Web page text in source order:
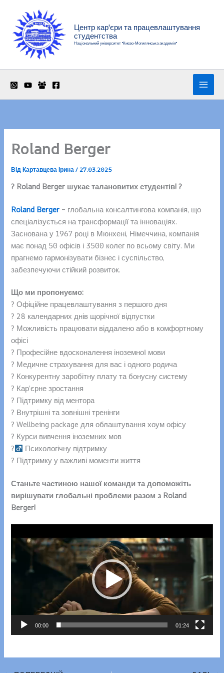
вмісту
Центр кар'єри та працевлаштування
студентства
Національний університет "Києво-Могилянська академія"
Roland Berger
ВідКартавцева Ірина/27.03.2025
? Roland Berger шукає талановитих студентів! ?
Roland Berger – глобальна консалтингова компанія, що
спеціалізується на трансформації та інноваціях.
Заснована у 1967 році в Мюнхені, Німеччина, компанія
має понад 50 офісів і 3500 колег по всьому світу. Ми
прагнемо гармонізувати бізнес і суспільство,
забезпечуючи стійкий розвиток.
Що ми пропонуємо:
? Офіційне працевлаштування з першого дня
? 28 календарних днів щорічної відпустки
? Можливість працювати віддалено або в комфортному
офісі
? Професійне вдосконалення іноземної мови
? Медичне страхування для вас і одного родича
? Конкурентну заробітну плату та бонусну систему
? Кар’єрне зростання
? Підтримку від ментора
? Внутрішні та зовнішні тренінги
? Wellbeing package для облаштування хоум офісу
? Курси вивчення іноземних мов
?‍
Психологічну підтримку
? Підтримку у важливі моменти життя
Станьте частиною нашої команди та допоможіть
вирішувати глобальні проблеми разом з Roland
Berger!
00:00 01:24